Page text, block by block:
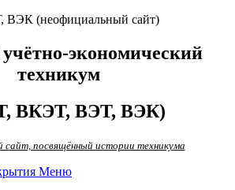
экономический
техникум
ВКЭТ, ВЭТ, ВЭК)
сайт, посвящённый истории техникума
Меню